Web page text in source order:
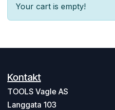
Your cart is empty!
Kontakt
TOOLS Vagle AS
Langgata 103